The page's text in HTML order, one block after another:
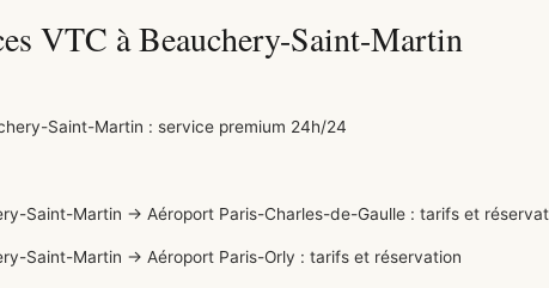
VTC à Beauchery-Saint-Martin
Saint-Martin : service premium 24h/24
Saint-Martin → Aéroport Paris-Charles-de-Gaulle : tarifs et
Saint-Martin → Aéroport Paris-Orly : tarifs et réservation